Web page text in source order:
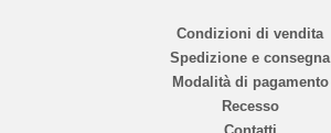
Condizioni di vendita
Spedizione e consegna
Modalità di pagamento
Recesso